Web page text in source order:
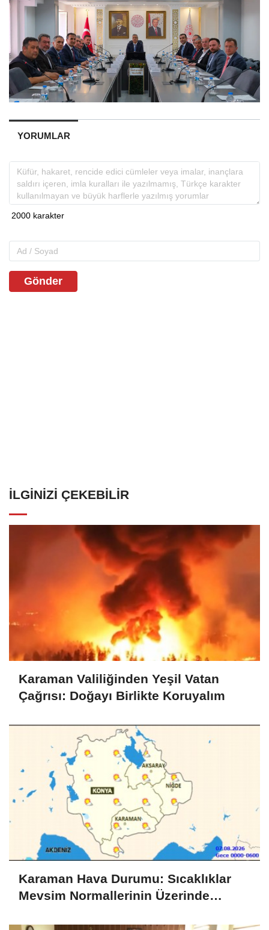
YORUMLAR
Gönder
İLGINIZI ÇEKEBILIR
Karaman Valiliğinden Yeşil Vatan
Çağrısı: Doğayı Birlikte Koruyalım
Karaman Hava Durumu: Sıcaklıklar
Mevsim Normallerinin Üzerinde